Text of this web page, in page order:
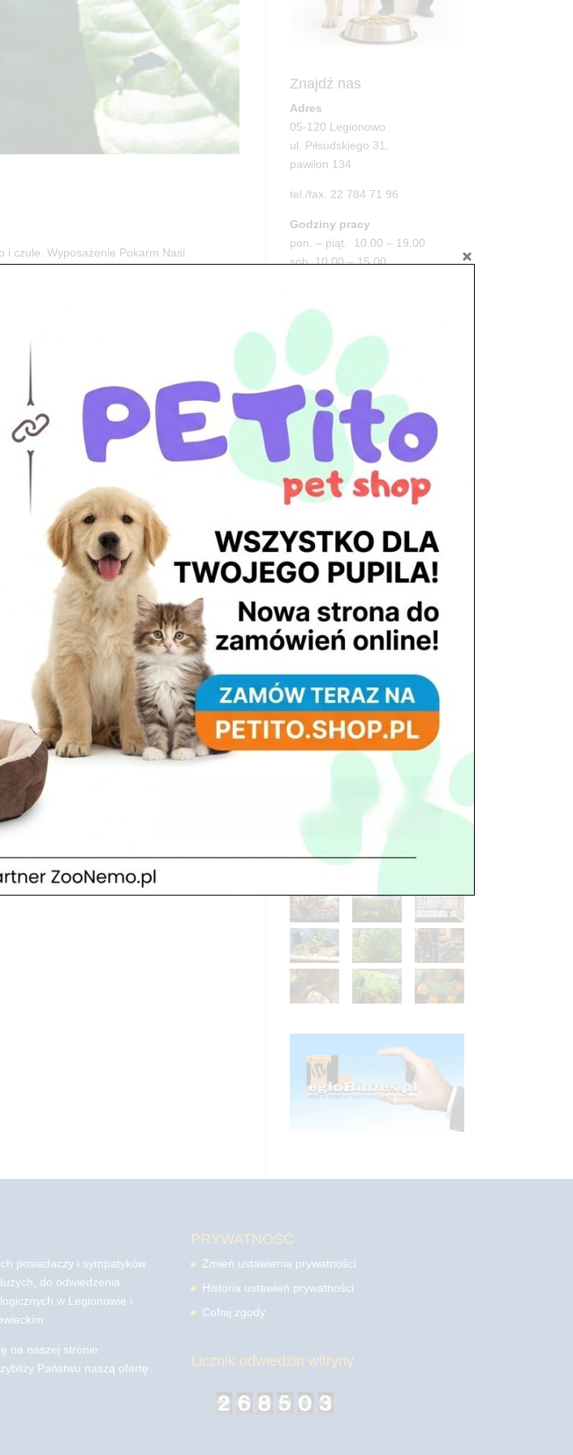
Wyposażenie Pokarm Nasi
Znajdź nas
Adres
05-120 Legionowo
ul. Piłsudskiego 31,
pawilon 134
tel./fax. 22 784 71 96
Godziny pracy
pon. – piąt. 10.00 – 19.00
sob. 10.00 – 15.00
Adres
05-100 Nowy Dwór Mazowiecki
ul. Leśna 2
tel. 503 900 215
Godziny pracy
pon. – piąt. 10.00 – 19.00
sob. 8.00 – 15.00
niedz. zamknięte
posiadaczy i sympatyków
do odwiedzenia
w Legionowie i
na naszej stronie
Państwu naszą ofertę.
PRYWATNOŚĆ
Zmień ustawienia prywatności
Historia ustawień prywatności
Cofnij zgody
Licznik odwiedzin witryny